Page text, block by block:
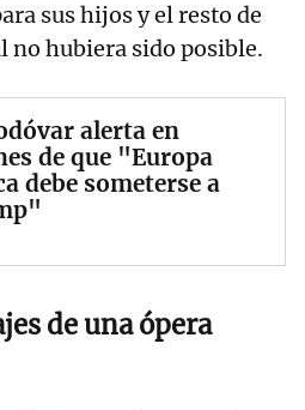
sus hijos y el resto de
no hubiera sido posible.
alerta en
de que "Europa
debe someterse a
de una ópera